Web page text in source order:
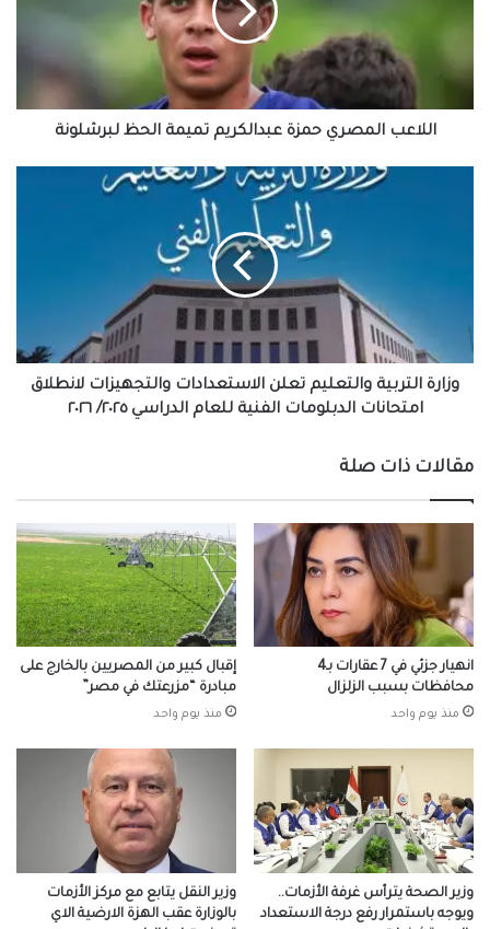
اللاعب المصري حمزة عبدالكريم تميمة الحظ لبرشلونة
الدبلومات
الفنية
٢٠٢٦
وزارة التربية والتعليم تعلن الاستعدادات والتجهيزات لانطلاق
امتحانات الدبلومات الفنية للعام الدراسي ٢٠٢٥/ ٢٠٢٦
مقالات ذات صلة
انهيار جزئي في 7 عقارات بـ4
محافظات بسبب الزلزال
منذ يوم واحد
إقبال كبير من المصريين بالخارج على
مبادرة “مزرعتك في مصر”
منذ يوم واحد
وزير الصحة يترأس غرفة الأزمات..
ويوجه باستمرار رفع درجة الاستعداد
وزير النقل يتابع مع مركز الأزمات
بالوزارة عقب الهزة الارضية الاي